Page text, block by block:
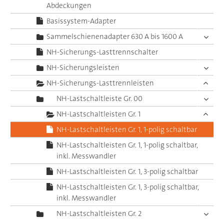
Abdeckungen
Basissystem-Adapter
Sammelschienenadapter 630 A bis 1600 A
NH-Sicherungs-Lasttrennschalter
NH-Sicherungsleisten
NH-Sicherungs-Lasttrennleisten
NH-Lastschaltleiste Gr. 00
NH-Lastschaltleisten Gr. 1
NH-Lastschaltleisten Gr. 1, 1-polig schaltbar
NH-Lastschaltleisten Gr. 1, 1-polig schaltbar,
inkl. Messwandler
NH-Lastschaltleisten Gr. 1, 3-polig schaltbar
NH-Lastschaltleisten Gr. 1, 3-polig schaltbar,
inkl. Messwandler
NH-Lastschaltleisten Gr. 2